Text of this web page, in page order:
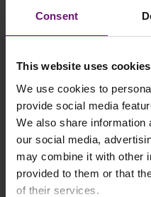
Consent
This website uses cookies
We use cookies to
provide social media
We also share information
our social media,
may combine it with other
provided to them or that
of their services.
Passendes